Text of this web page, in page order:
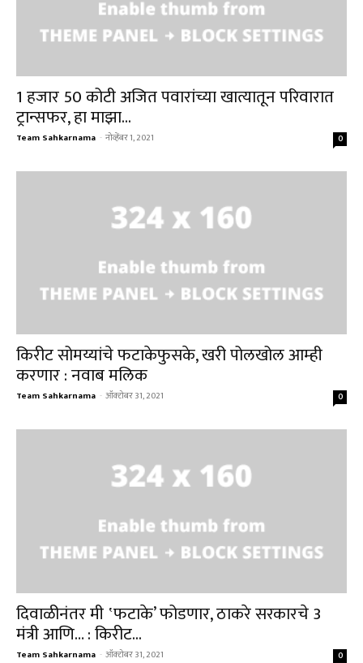
1 हजार 50 कोटी अजित पवारांच्या खात्यातून परिवारात
ट्रान्सफर, हा माझा...
Team Sahkarnama - नोव्हेंबर 1, 2021 0
किरीट सोमय्यांचे फटाकेफुसके, खरी पोलखोल आम्ही
करणार : नवाब मलिक
Team Sahkarnama - ऑक्टोबर 31, 2021 0
दिवाळीनंतर मी ‛फटाके’ फोडणार, ठाकरे सरकारचे 3
मंत्री आणि… : किरीट...
Team Sahkarnama - ऑक्टोबर 31, 2021 0